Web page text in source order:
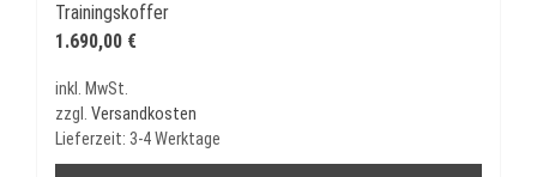
Trainingskoffer
1.690,00 €
inkl. MwSt.
zzgl. Versandkosten
Lieferzeit: 3-4 Werktage